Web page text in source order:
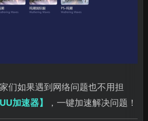
们如果遇到网络问题也不用担
UU加速器】 ，一键加速解决问题！